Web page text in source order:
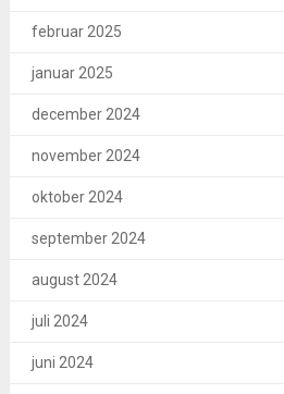
februar 2025
januar 2025
december 2024
november 2024
oktober 2024
september 2024
august 2024
juli 2024
juni 2024